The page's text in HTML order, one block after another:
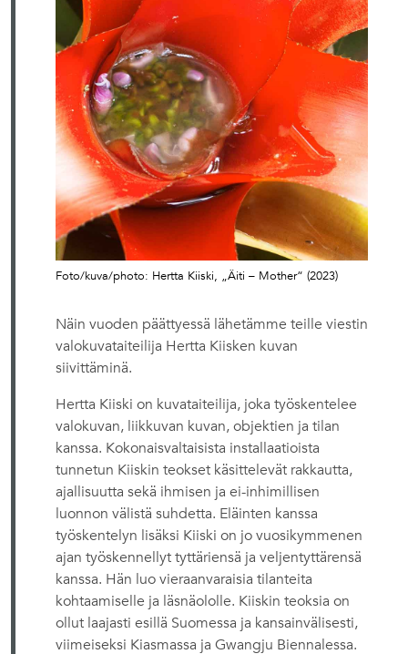
Foto/kuva/photo: Hertta Kiiski, „Äiti – Mother“ (2023)
Näin vuoden päättyessä lähetämme teille viestin
valokuvataiteilija Hertta Kiisken kuvan
siivittäminä.
Hertta Kiiski on kuvataiteilija, joka työskentelee
valokuvan, liikkuvan kuvan, objektien ja tilan
kanssa. Kokonaisvaltaisista installaatioista
tunnetun Kiiskin teokset käsittelevät rakkautta,
ajallisuutta sekä ihmisen ja ei-inhimillisen
luonnon välistä suhdetta. Eläinten kanssa
työskentelyn lisäksi Kiiski on jo vuosikymmenen
ajan työskennellyt tyttäriensä ja veljentyttärensä
kanssa. Hän luo vieraanvaraisia tilanteita
kohtaamiselle ja läsnäololle. Kiiskin teoksia on
ollut laajasti esillä Suomessa ja kansainvälisesti,
viimeiseksi Kiasmassa ja Gwangju Biennalessa.